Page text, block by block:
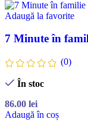
Adaugă la favorite
7 Minute în
(0)
În stoc
86.00 lei
Adaugă în coș